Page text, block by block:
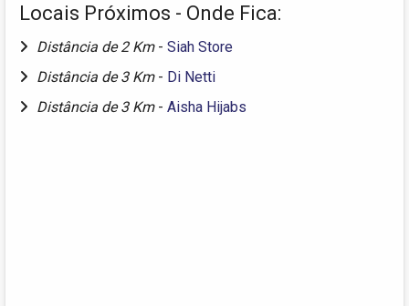
Locais Próximos - Onde Fica:
Distância de 2 Km - Siah Store
Distância de 3 Km - Di Netti
Distância de 3 Km - Aisha Hijabs